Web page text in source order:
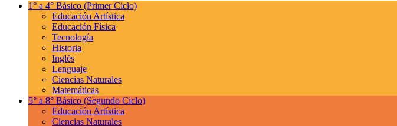
1° a 4° Básico (Primer Ciclo)
Educación Artística
Educación Física
Tecnología
Historia
Inglés
Lenguaje
Ciencias Naturales
Matemáticas
5° a 8° Básico (Segundo Ciclo)
Educación Artística
Ciencias Naturales